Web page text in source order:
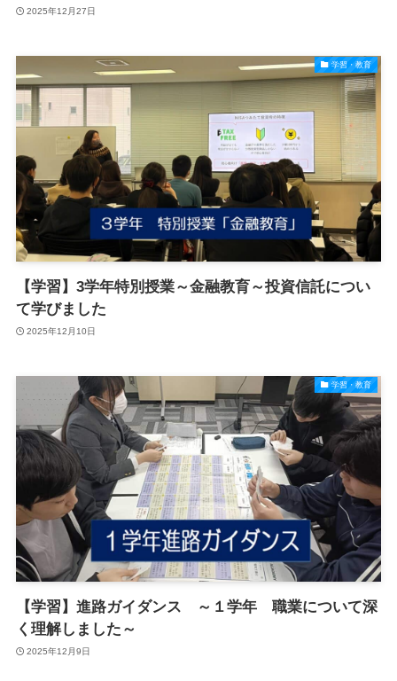
2025年12月27日
学習・教育
【学習】3学年特別授業～金融教育～投資信託につい
て学びました
2025年12月10日
学習・教育
【学習】進路ガイダンス ～１学年 職業について深
く理解しました～
2025年12月9日